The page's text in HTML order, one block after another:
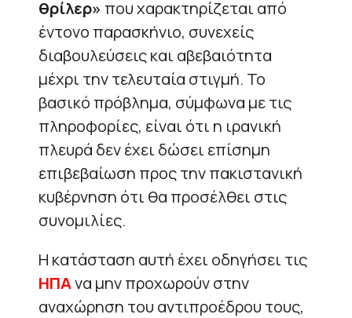
θρίλερ» που χαρακτηρίζεται από
έντονο παρασκήνιο, συνεχείς
διαβουλεύσεις και αβεβαιότητα
μέχρι την τελευταία στιγμή. Το
βασικό πρόβλημα, σύμφωνα με τις
πληροφορίες, είναι ότι η ιρανική
πλευρά δεν έχει δώσει επίσημη
επιβεβαίωση προς την πακιστανική
κυβέρνηση ότι θα προσέλθει στις
συνομιλίες.
Η κατάσταση αυτή έχει οδηγήσει τις
ΗΠΑνα μην προχωρούν στην
αναχώρηση του αντιπροέδρου τους,